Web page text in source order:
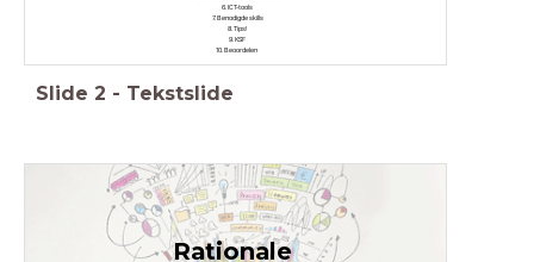
ICT-tools
Benodigde skills
Tips!
KSF
Beoordelen
Slide 2 - Tekstslide
Rationale